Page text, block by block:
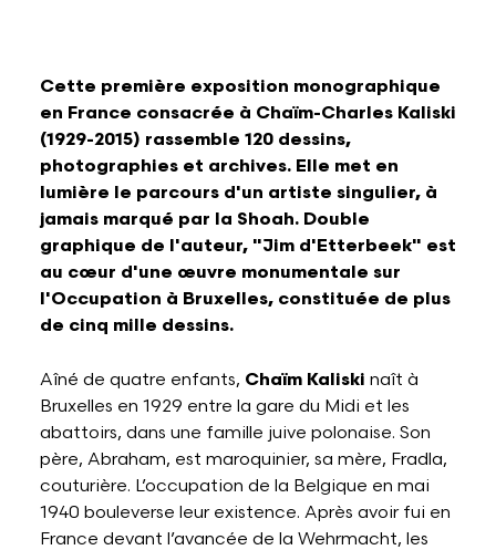
Cette première exposition monographique
en France consacrée à Chaïm-Charles Kaliski
(1929-2015) rassemble 120 dessins,
photographies et archives. Elle met en
lumière le parcours d'un artiste singulier, à
jamais marqué par la Shoah. Double
graphique de l'auteur, "Jim d'Etterbeek" est
au cœur d'une œuvre monumentale sur
l'Occupation à Bruxelles, constituée de plus
de cinq mille dessins.
Aîné de quatre enfants, Chaïm Kaliski naît à
Bruxelles en 1929 entre la gare du Midi et les
abattoirs, dans une famille juive polonaise. Son
père, Abraham, est maroquinier, sa mère, Fradla,
couturière. L’occupation de la Belgique en mai
1940 bouleverse leur existence. Après avoir fui en
France devant l’avancée de la Wehrmacht, les